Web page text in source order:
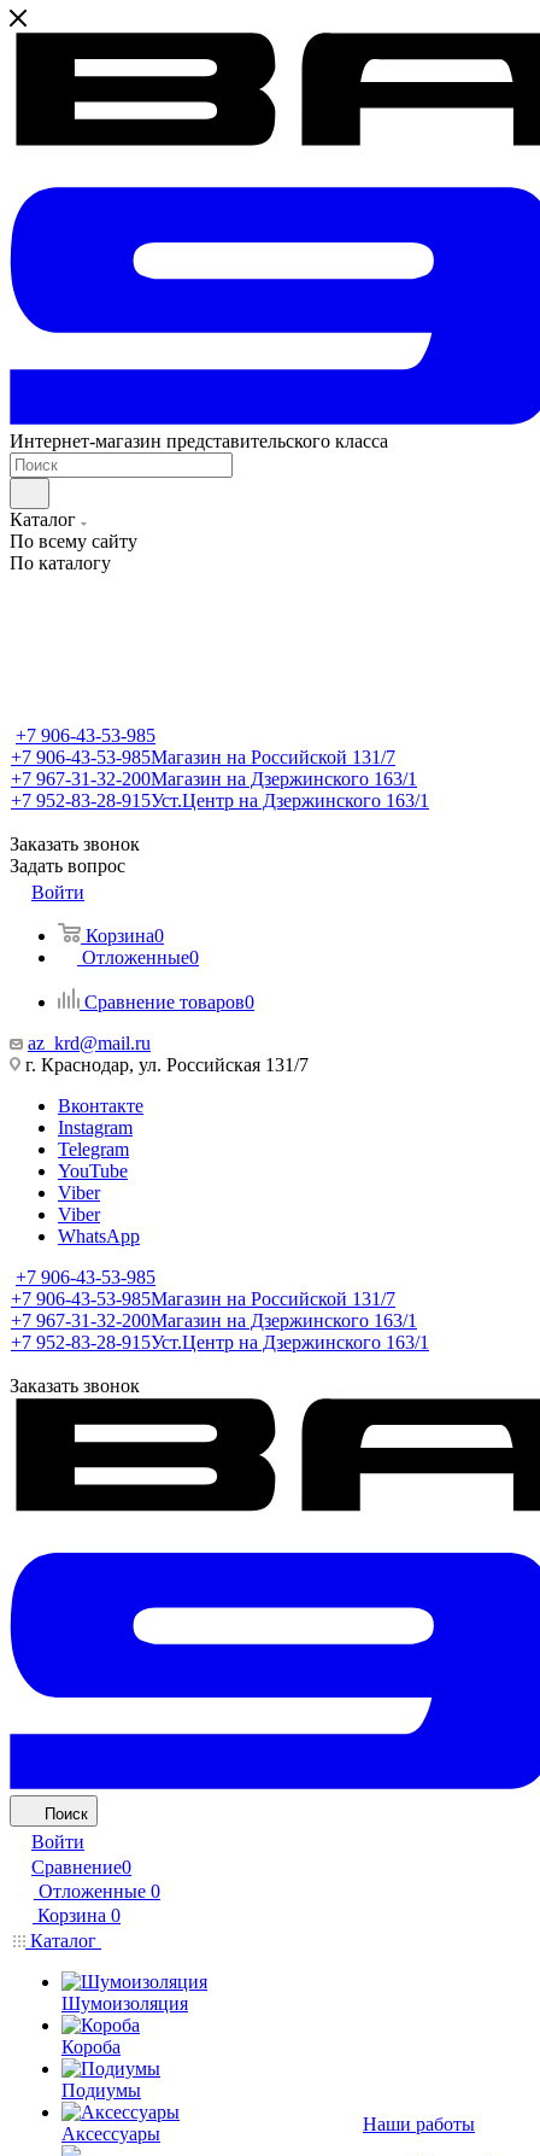
Интернет-магазин представительского класса
Каталог
По всему сайту
По каталогу
+7 906-43-53-985
+7 906-43-53-985Магазин на Российской 131/7
+7 967-31-32-200Магазин на Дзержинского 163/1
+7 952-83-28-915Уст.Центр на Дзержинского 163/1
Заказать звонок
Задать вопрос
Войти
Корзина0
Отложенные0
Сравнение товаров0
az_krd@mail.ru
г. Краснодар, ул. Российская 131/7
Вконтакте
Instagram
Telegram
YouTube
Viber
Viber
WhatsApp
+7 906-43-53-985
+7 906-43-53-985Магазин на Российской 131/7
+7 967-31-32-200Магазин на Дзержинского 163/1
+7 952-83-28-915Уст.Центр на Дзержинского 163/1
Заказать звонок
Поиск
Войти
Сравнение0
Отложенные 0
Корзина 0
Каталог
Шумоизоляция
Короба
Подиумы
Аксессуары
Наши работы